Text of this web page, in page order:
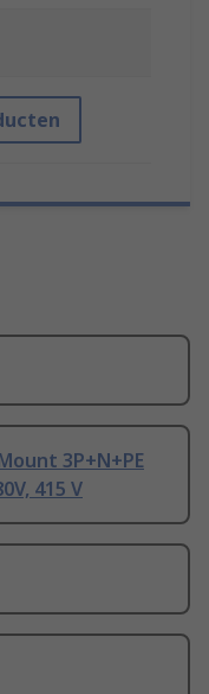
3P+N+PE
415 V